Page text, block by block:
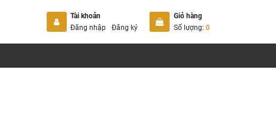
Tài khoản
Đăng nhập
Đăng ký
Giỏ hàng
Số lượng: 0